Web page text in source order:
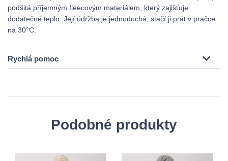
podšitá příjemným fleecovým materiálem, který zajišťuje
dodatečné teplo. Její údržba je jednoduchá, stačí ji prát v pračce
na 30°C.
Rychlá pomoc
Podobné produkty